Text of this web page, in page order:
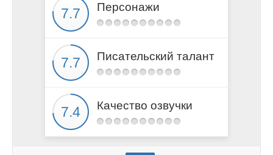
Персонажи
Писательский талант
Качество озвучки